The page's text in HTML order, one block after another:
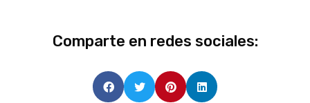
Comparte en redes sociales: